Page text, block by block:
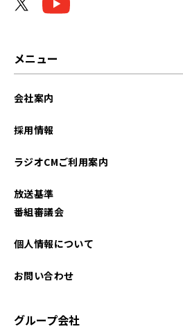
2025年07月
メニュー
会社案内
採用情報
ラジオCMご利用案内
放送基準
番組審議会
個人情報について
お問い合わせ
グループ会社